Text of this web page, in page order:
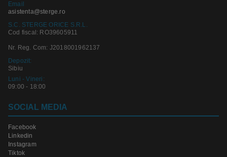
Email
asistenta@sterge.ro
S.C. STERGE ORICE S.R.L.
Cod fiscal: RO39605911
Nr. Reg. Com: J2018001962137
Depozit:
Sibiu
Luni - Vineri:
09:00 - 18:00
SOCIAL MEDIA
Facebook
Linkedin
Instagram
Tiktok